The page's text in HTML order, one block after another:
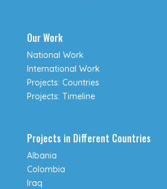
Our Work
National Work
International Work
Projects: Countries
Projects: Timeline
Projects in Different Countries
Albania
Colombia
Iraq